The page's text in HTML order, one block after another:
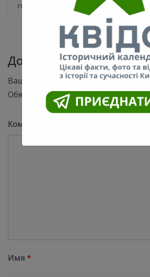
голоса 41,7% тех, кто определился
Добавить комментарий
Ваш адрес email не будет
Обязательные поля помечены*
Комментарий
Имя *